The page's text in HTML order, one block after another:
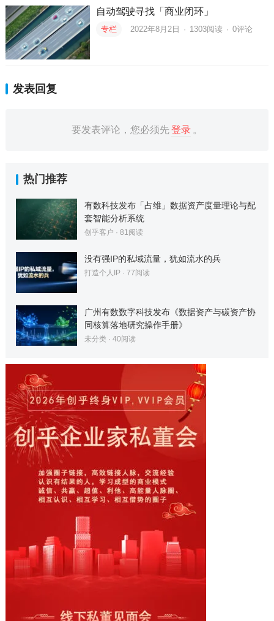
自动驾驶寻找「商业闭环」
专栏 2022年8月2日 · 1303阅读 · 0评论
发表回复
要发表评论，您必须先登录 。
热门推荐
有数科技发布「占维」数据资产度量理论与配
套智能分析系统
创乎客户 · 81阅读
没有强IP的私域流量，犹如流水的兵
打造个人IP· 77阅读
广州有数数字科技发布《数据资产与碳资产协
同核算落地研究操作手册》
未分类· 40阅读